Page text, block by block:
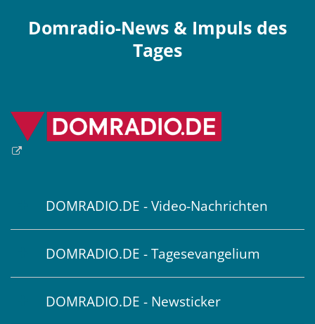
Domradio-News & Impuls des
Tages
DOMRADIO.DE - Video-Nachrichten
DOMRADIO.DE - Tagesevangelium
DOMRADIO.DE - Newsticker